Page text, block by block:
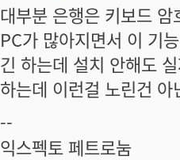
대부분 은행은 키보드
PC가 많아지면서 이 기
긴 하는데 설치 안해도
하는데 이런걸 노린건
--
익스펙토 페트로눔